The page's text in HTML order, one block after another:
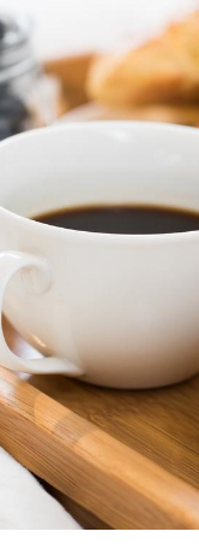
West Nile
France ?
Les
change
charge
enceintes